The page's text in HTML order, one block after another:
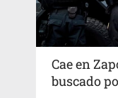
Cae en
buscado